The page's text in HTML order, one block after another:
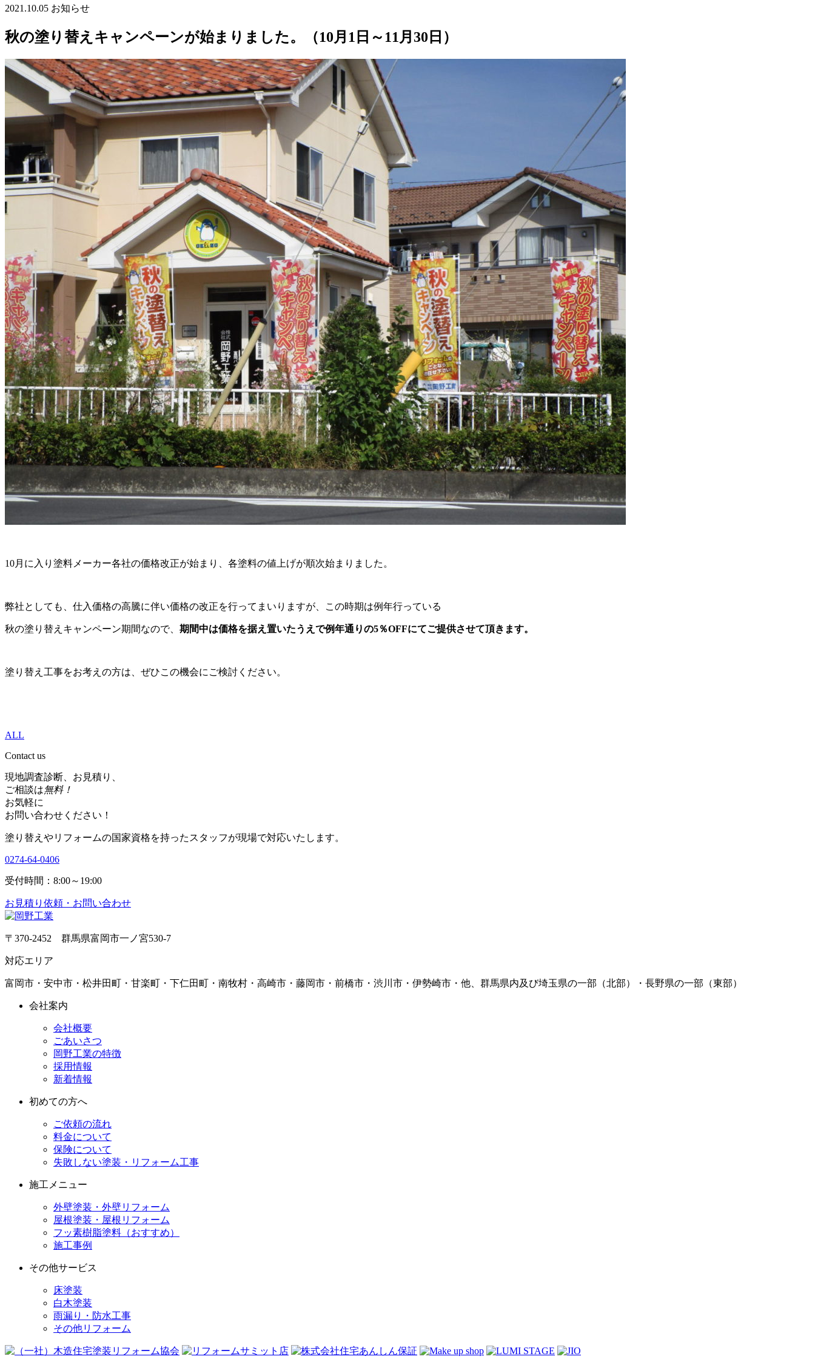
2021.10.05 お知らせ
秋の塗り替えキャンペーンが始まりました。（10月1日～11月30日）
10月に入り塗料メーカー各社の価格改正が始まり、各塗料の値上げが順次始まりました。
弊社としても、仕入価格の高騰に伴い価格の改正を行ってまいりますが、この時期は例年行っている
秋の塗り替えキャンペーン期間なので、 期間中は価格を据え置いたうえで例年通りの5％OFFにてご提供させて頂きます。
塗り替え工事をお考えの方は、ぜひこの機会にご検討ください。
ALL
Contact us
現地調査診断、お見積り、
ご相談は無料！
お気軽に
お問い合わせください！
塗り替えやリフォームの国家資格を持ったスタッフが現場で対応いたします。
0274-64-0406
受付時間：8:00～19:00
お見積り依頼・お問い合わせ
〒370-2452 群馬県富岡市一ノ宮530-7
対応エリア
富岡市・安中市・松井田町・甘楽町・下仁田町・南牧村・高崎市・藤岡市・前橋市・渋川市・伊勢崎市・他、群馬県内及び埼玉県の一部（北部）・長野県の一部（東部）
会社案内
会社概要
ごあいさつ
岡野工業の特徴
採用情報
新着情報
初めての方へ
ご依頼の流れ
料金について
保険について
失敗しない塗装・リフォーム工事
施工メニュー
外壁塗装・外壁リフォーム
屋根塗装・屋根リフォーム
フッ素樹脂塗料（おすすめ）
施工事例
その他サービス
床塗装
白木塗装
雨漏り・防水工事
その他リフォーム